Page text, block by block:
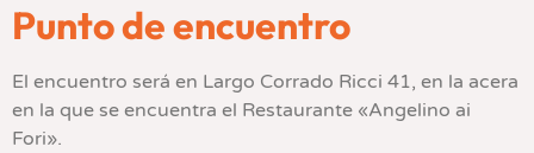
Punto de encuentro
El encuentro será en Largo Corrado Ricci 41, en la acera
en la que se encuentra el Restaurante «Angelino ai
Fori».